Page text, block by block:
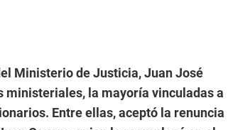
Ministerio de Justicia, Juan José
ministeriales, la mayoría vinculadas a
Entre ellas, aceptó la renuncia